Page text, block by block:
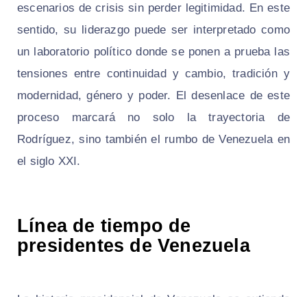
escenarios de crisis sin perder legitimidad. En este
sentido, su liderazgo puede ser interpretado como
un laboratorio político donde se ponen a prueba las
tensiones entre continuidad y cambio, tradición y
modernidad, género y poder. El desenlace de este
proceso marcará no solo la trayectoria de
Rodríguez, sino también el rumbo de Venezuela en
el siglo XXI.
Línea de tiempo de
presidentes de Venezuela